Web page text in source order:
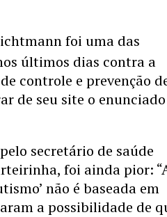
foi uma das
últimos dias contra a
controle e prevenção
de seu site o
secretário de saúde
foi ainda pior:
não é baseada em
a possibilidade de